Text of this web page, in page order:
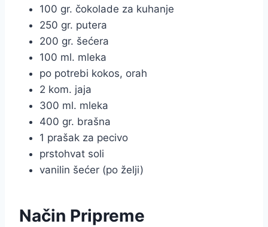
100 gr. čokolade za kuhanje
250 gr. putera
200 gr. šećera
100 ml. mleka
po potrebi kokos, orah
2 kom. jaja
300 ml. mleka
400 gr. brašna
1 prašak za pecivo
prstohvat soli
vanilin šećer (po želji)
Način Pripreme